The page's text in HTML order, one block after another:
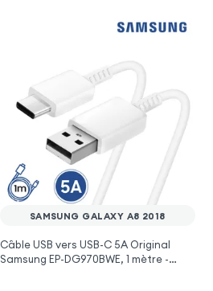
SAMSUNG GALAXY A8 2018
Câble USB vers USB-C 5A Original
Samsung EP-DG970BWE, 1 mètre -